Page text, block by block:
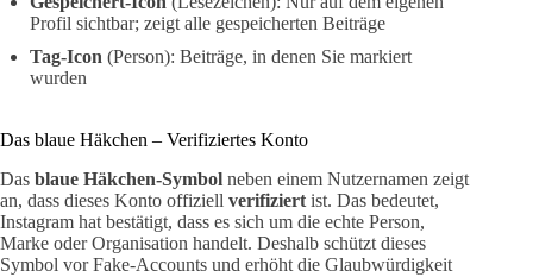
Profil sichtbar; zeigt alle gespeicherten Beiträge
Tag-Icon (Person): Beiträge, in denen Sie markiert
wurden
Das blaue Häkchen – Verifiziertes Konto
Das blaue Häkchen-Symbol neben einem Nutzernamen zeigt
an, dass dieses Konto offiziell verifiziert ist. Das bedeutet,
Instagram hat bestätigt, dass es sich um die echte Person,
Marke oder Organisation handelt. Deshalb schützt dieses
Symbol vor Fake-Accounts und erhöht die Glaubwürdigkeit